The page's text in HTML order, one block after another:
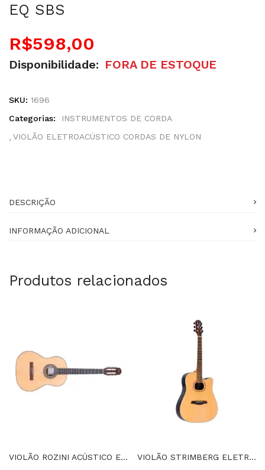
EQ SBS
R$598,00
Disponibilidade: FORA DE ESTOQUE
SKU: 1696
Categorias:
INSTRUMENTOS DE CORDA
VIOLÃO ELETROACÚSTICO CORDAS DE NYLON
DESCRIÇÃO
INFORMAÇÃO ADICIONAL
Produtos relacionados
VIOLÃO ROZINI ACÚSTICO ESTUDANTE, CORDAS DE NYLON FOSCO – RX201.AC.F.1 VIOLÃO STRIMBERG ELETROACÚSTICO, CUTAWAY CORDAS DE AÇO FOLK – SD35C N